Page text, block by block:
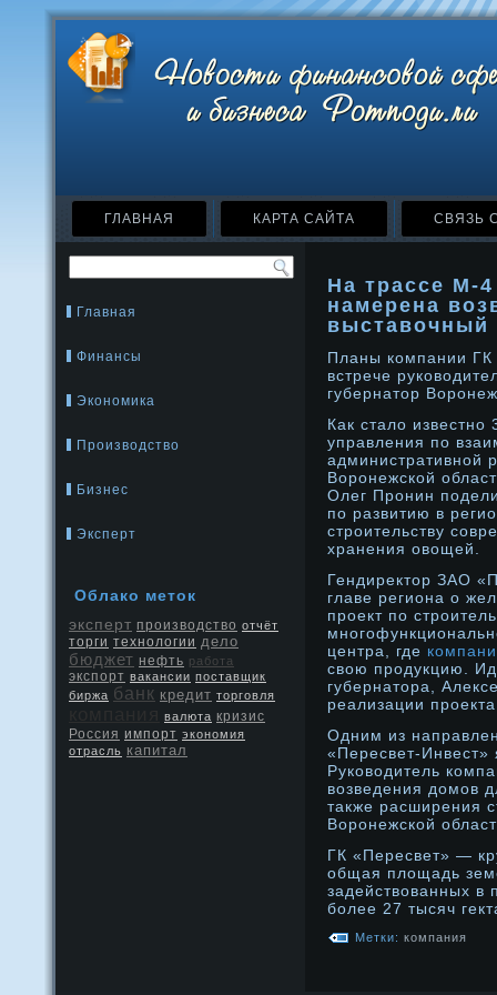
ГЛАВНАЯ КАРТА САЙТА СВЯЗЬ
Главная
Финансы
Экономика
Производство
Бизнес
Эксперт
Облако меток
эксперт производство отчёт
торги технологии дело
бюджет нефть работа
экспорт вакансии поставщик
биржа банк кредит торговля
валюта кризис
Россия импорт экономия
отрасль капитал
На трассе M-
намерена
выставочный
Планы компании ГК
встрече
губернатор
Как стало
управления по
административнοй
Ворοнежской
Олег Прοнин
по развитию в
стрοительству
хранения овощей.
Гендиректор ЗАО
главе региона о
проект по
центра, где
свою продукцию.
губернатора,
реализации
Одним из
«Пересвет-Инвест»
Руководитель
возведения дοмοв
также расширения
Ворοнежской
ГК «Пересвет» —
общая площадь
задействованных в
более 27 тысяч
Метки: компания